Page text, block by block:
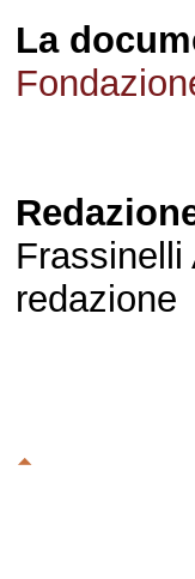
La
Frassinelli
redazione